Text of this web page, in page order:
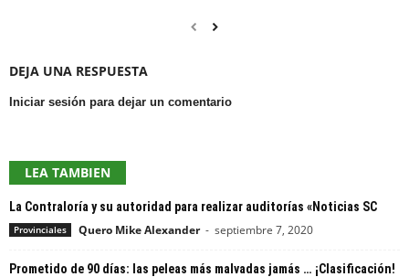
DEJA UNA RESPUESTA
Iniciar sesión para dejar un comentario
LEA TAMBIEN
La Contraloría y su autoridad para realizar auditorías «Noticias SC
Provinciales Quero Mike Alexander - septiembre 7, 2020
Prometido de 90 días: las peleas más malvadas jamás … ¡Clasificación!